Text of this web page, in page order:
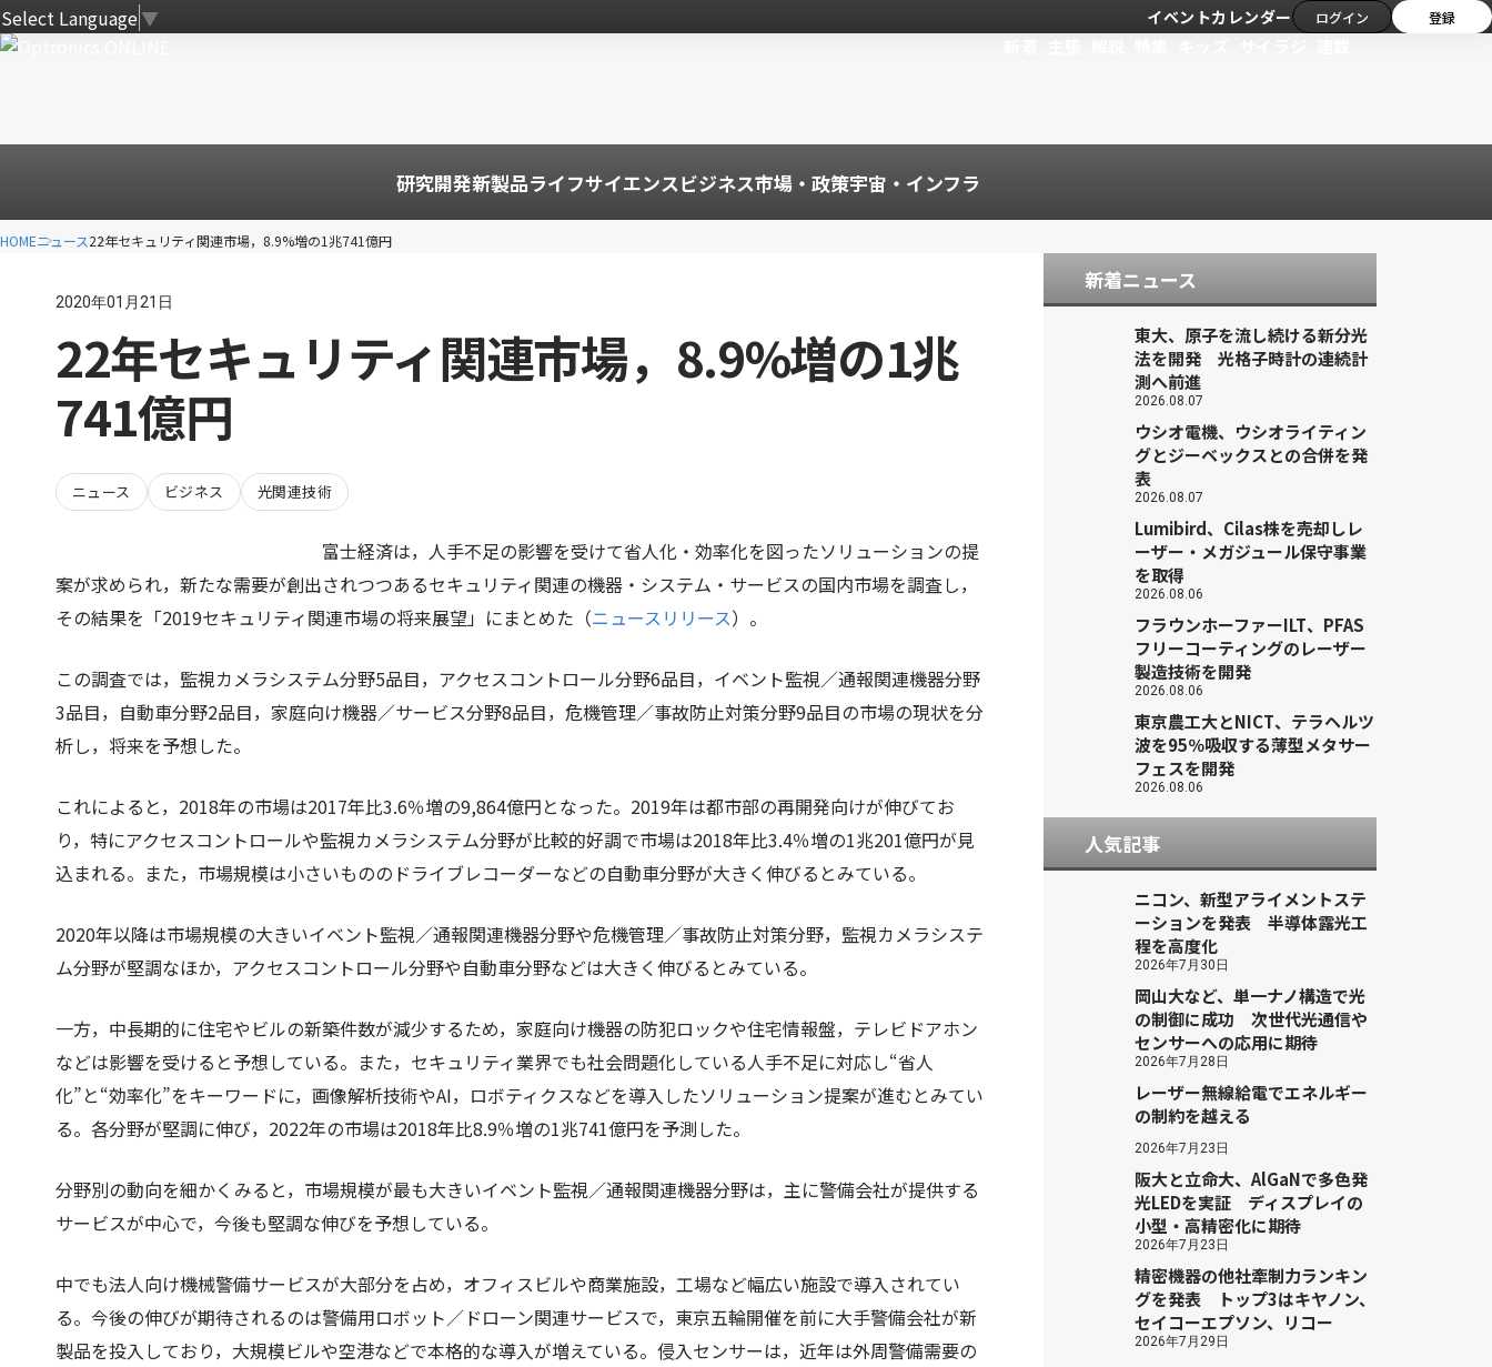
Select Language▼ イベントカレンダー ログイン 登録
研究開発新製品ライフサイエンスビジネス市場・政策宇宙・インフラ
HOMEニュース22年セキュリティ関連市場，8.9%増の1兆741億円
2020年01月21日
22年セキュリティ関連市場，8.9%増の1兆
741億円
ニュース ビジネス 光関連技術
富士経済は，人手不足の影響を受けて省人化・効率化を図ったソリューションの提
案が求められ，新たな需要が創出されつつあるセキュリティ関連の機器・システム・サービスの国内市場を調査し，
その結果を「2019セキュリティ関連市場の将来展望」にまとめた（ニュースリリース）。
この調査では，監視カメラシステム分野5品目，アクセスコントロール分野6品目，イベント監視／通報関連機器分野
3品目，自動車分野2品目，家庭向け機器／サービス分野8品目，危機管理／事故防止対策分野9品目の市場の現状を分
析し，将来を予想した。
これによると，2018年の市場は2017年比3.6％増の9,864億円となった。2019年は都市部の再開発向けが伸びてお
り，特にアクセスコントロールや監視カメラシステム分野が比較的好調で市場は2018年比3.4％増の1兆201億円が見
込まれる。また，市場規模は小さいもののドライブレコーダーなどの自動車分野が大きく伸びるとみている。
2020年以降は市場規模の大きいイベント監視／通報関連機器分野や危機管理／事故防止対策分野，監視カメラシステ
ム分野が堅調なほか，アクセスコントロール分野や自動車分野などは大きく伸びるとみている。
一方，中長期的に住宅やビルの新築件数が減少するため，家庭向け機器の防犯ロックや住宅情報盤，テレビドアホン
などは影響を受けると予想している。また，セキュリティ業界でも社会問題化している人手不足に対応し“省人
化”と“効率化”をキーワードに，画像解析技術やAI，ロボティクスなどを導入したソリューション提案が進むとみてい
る。各分野が堅調に伸び，2022年の市場は2018年比8.9％増の1兆741億円を予測した。
分野別の動向を細かくみると，市場規模が最も大きいイベント監視／通報関連機器分野は，主に警備会社が提供する
サービスが中心で，今後も堅調な伸びを予想している。
中でも法人向け機械警備サービスが大部分を占め，オフィスビルや商業施設，工場など幅広い施設で導入されてい
る。今後の伸びが期待されるのは警備用ロボット／ドローン関連サービスで，東京五輪開催を前に大手警備会社が新
製品を投入しており，大規模ビルや空港などで本格的な導入が増えている。侵入センサーは，近年は外周警備需要の
新着ニュース
東大、原子を流し続ける新分光
法を開発 光格子時計の連続計
測へ前進
2026.08.07
ウシオ電機、ウシオライティン
グとジーベックスとの合併を発
表
2026.08.07
Lumibird、Cilas株を売却しレ
ーザー・メガジュール保守事業
を取得
2026.08.06
フラウンホーファーILT、PFAS
フリーコーティングのレーザー
製造技術を開発
2026.08.06
東京農工大とNICT、テラヘルツ
波を95％吸収する薄型メタサー
フェスを開発
2026.08.06
人気記事
ニコン、新型アライメントステ
ーションを発表 半導体露光工
程を高度化
2026年7月30日
岡山大など、単一ナノ構造で光
の制御に成功 次世代光通信や
センサーへの応用に期待
2026年7月28日
レーザー無線給電でエネルギー
の制約を越える
2026年7月23日
阪大と立命大、AlGaNで多色発
光LEDを実証 ディスプレイの
小型・高精密化に期待
2026年7月23日
精密機器の他社牽制力ランキン
グを発表 トップ3はキヤノン、
セイコーエプソン、リコー
2026年7月29日